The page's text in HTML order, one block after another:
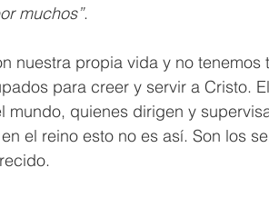
muchos”.
nuestra propia vida y no tenemos
para creer y servir a Cristo.
mundo, quienes dirigen y
el reino esto no es así. Son los